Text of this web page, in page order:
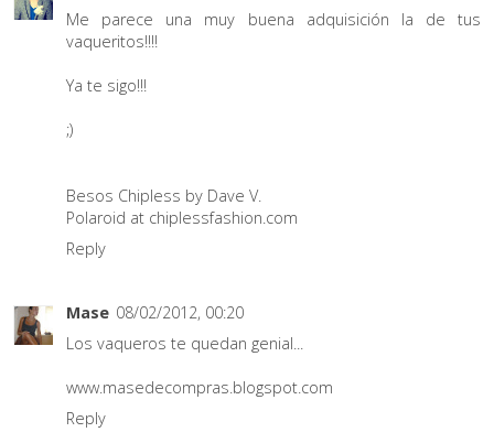
Me parece una muy buena adquisición la de tus
vaqueritos!!!!
Ya te sigo!!!
;)
Besos Chipless by Dave V.
Polaroid at chiplessfashion.com
Reply
Mase 08/02/2012, 00:20
Los vaqueros te quedan genial...
www.masedecompras.blogspot.com
Reply